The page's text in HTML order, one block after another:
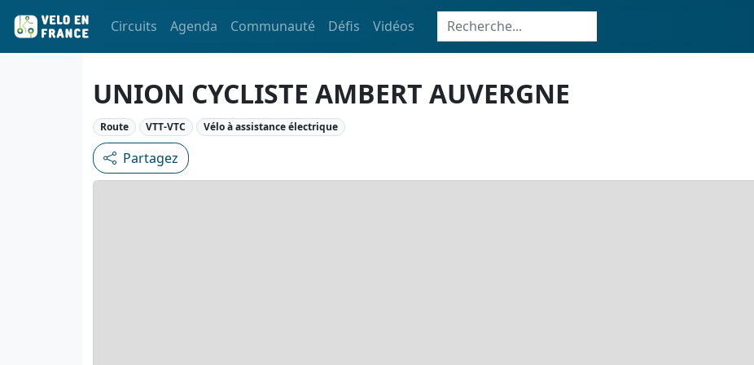
Circuits Agenda Communauté Défis Vidéos
UNION CYCLISTE AMBERT AUVERGNE
Route VTT-VTC Vélo à assistance électrique
Partagez